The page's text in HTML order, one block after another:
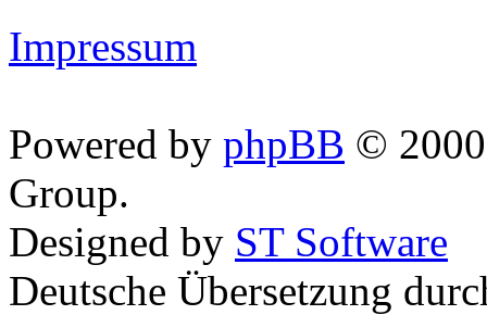
Impressum
Powered by phpBB ©
Group.
Designed by ST Software
Deutsche Übersetzung